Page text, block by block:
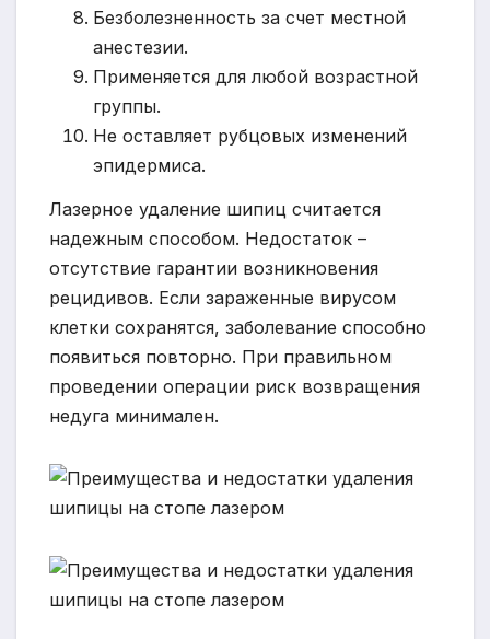
Безболезненность за счет местной
анестезии.
Применяется для любой возрастной
группы.
Не оставляет рубцовых изменений
эпидермиса.
Лазерное удаление шипиц считается
надежным способом. Недостаток –
отсутствие гарантии возникновения
рецидивов. Если зараженные вирусом
клетки сохранятся, заболевание способно
появиться повторно. При правильном
проведении операции риск возвращения
недуга минимален.